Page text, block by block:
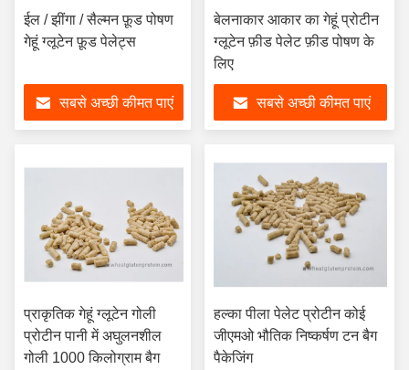
ईल / झींगा / सैल्मन फ़ूड पोषण
गेहूं ग्लूटेन फ़ूड पेलेट्स
सबसे अच्छी कीमत पाएं
बेलनाकार आकार का गेहूं प्रोटीन
ग्लूटेन फ़ीड पेलेट फ़ीड पोषण के
लिए
सबसे अच्छी कीमत पाएं
प्राकृतिक गेहूं ग्लूटेन गोली
प्रोटीन पानी में अघुलनशील
गोली 1000 किलोग्राम बैग
हल्का पीला पेलेट प्रोटीन कोई
जीएमओ भौतिक निष्कर्षण टन बैग
पैकेजिंग